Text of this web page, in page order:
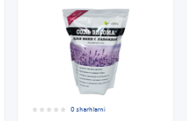
0 sharhlarni